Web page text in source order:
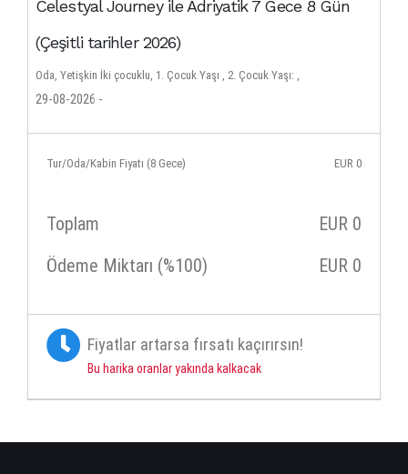
Celestyal Journey ile Adriyatik 7 Gece 8 Gün
(Çeşitli tarihler 2026)
Oda, Yetişkin İki çocuklu, 1. Çocuk Yaşı , 2. Çocuk Yaşı: ,
29-08-2026 -
Tur/Oda/Kabin Fiyatı (8 Gece) EUR 0
Toplam EUR 0
Ödeme Miktarı (%100)
EUR 0
Fiyatlar artarsa fırsatı kaçırırsın!
Bu harika oranlar yakında kalkacak